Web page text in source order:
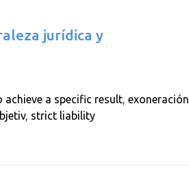
jurídica y
achieve a specific result, exoneración
, strict liability